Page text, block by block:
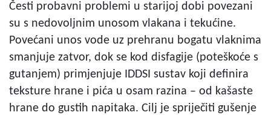
Česti probavni problemi u starijoj dobi povezani
su s nedovoljnim unosom vlakana i tekućine.
Povećani unos vode uz prehranu bogatu vlaknima
smanjuje zatvor, dok se kod disfagije (poteškoće s
gutanjem) primjenjuje IDDSI sustav koji definira
teksture hrane i pića u osam razina – od kašaste
hrane do gustih napitaka. Cilj je spriječiti gušenje